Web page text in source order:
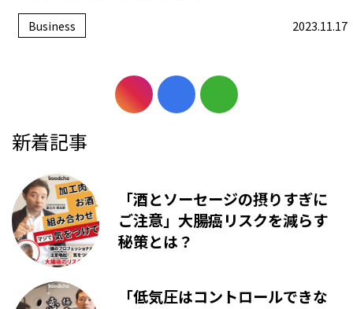
Business 2023.11.17
新着記事
「酒とソーセージの摂りすぎに
ご注意」大腸癌リスクを減らす
秘策とは？
「低気圧はコントロールできな